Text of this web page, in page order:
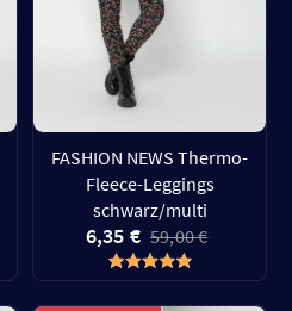
FASHION NEWS Thermo-
Fleece-Leggings
schwarz/multi
6,35 € 59,00 €